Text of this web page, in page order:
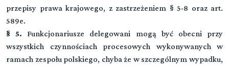
przepisy prawa krajowego, z zastrzeżeniem § 5-8 oraz art.
589e.
§ 5. Funkcjonariusze delegowani mogą być obecni przy
wszystkich czynnościach procesowych wykonywanych w
ramach zespołu polskiego, chyba że w szczególnym wypadku,